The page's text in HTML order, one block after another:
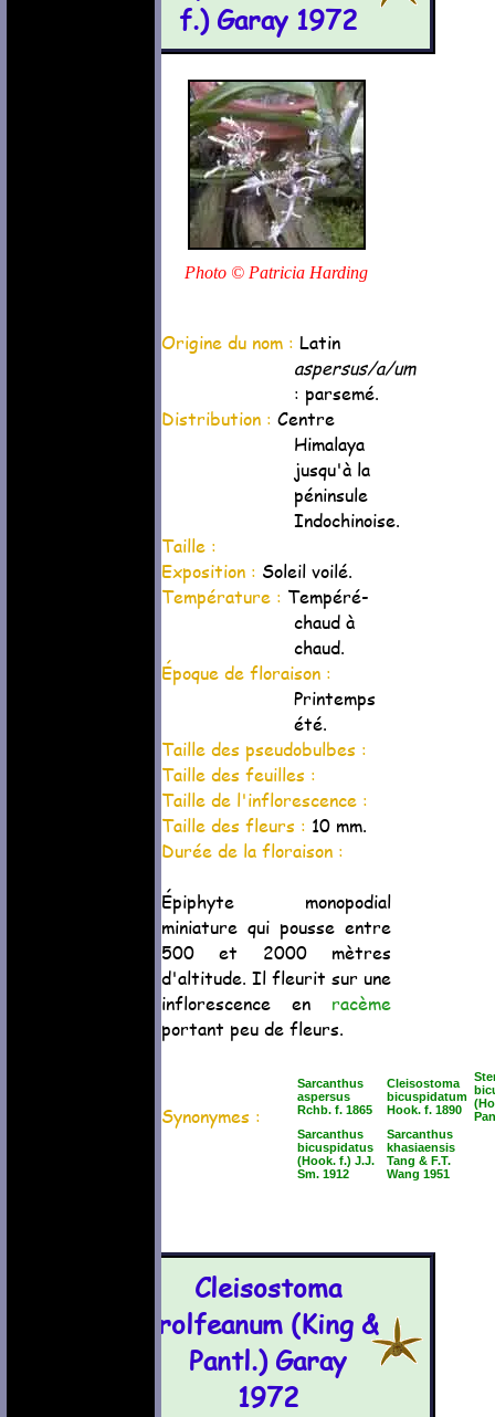
f.) Garay 1972
Photo © Patricia Harding
Origine du nom : Latin
aspersus/a/um
: parsemé.
Distribution : Centre
Himalaya
jusqu'à la
péninsule
Indochinoise.
Taille :
Exposition : Soleil voilé.
Température : Tempéré-
chaud à
chaud.
Époque de floraison :
Printemps
été.
Taille des pseudobulbes :
Taille des feuilles :
Taille de l'inflorescence :
Taille des fleurs : 10 mm.
Durée de la floraison :
Épiphyte monopodial
miniature qui pousse entre
500 et 2000 mètres
d'altitude. Il fleurit sur une
inflorescence en racème
portant peu de fleurs.
Synonymes :
Sarcanthus
aspersus
Rchb. f. 1865
Cleisostoma
bicuspidatum
Hook. f. 1890
Sarcanthus
bicuspidatus
(Hook. f.) J.J.
Sm. 1912
Sarcanthus
khasiaensis
Tang & F.T.
Wang 1951
Cleisostoma
rolfeanum (King &
Pantl.) Garay
1972